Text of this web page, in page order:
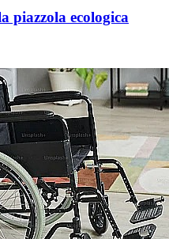
piazzola ecologica